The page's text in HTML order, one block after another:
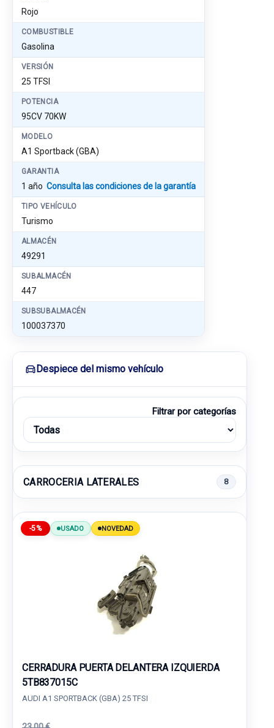
Rojo
COMBUSTIBLE
Gasolina
VERSIÓN
25 TFSI
POTENCIA
95CV 70KW
MODELO
A1 Sportback (GBA)
GARANTIA
1 año Consulta las condiciones de la garantía
TIPO VEHÍCULO
Turismo
ALMACÉN
49291
SUBALMACÉN
447
SUBSUBALMACÉN
100037370
Despiece del mismo vehículo
Filtrar por categorías
CARROCERIA LATERALES 8
-5% USADO NOVEDAD
CERRADURA PUERTA DELANTERA IZQUIERDA
5TB837015C
AUDI A1 SPORTBACK (GBA) 25 TFSI